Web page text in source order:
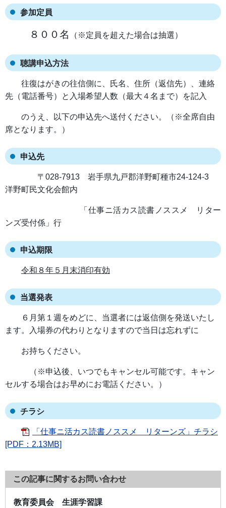
参加定員
８００名 （※定員を超えた場合は抽選）
聴講申込方法
往復はがきの往信側に、氏名、住所（返信先）、連絡
先（電話番号）と入場希望人数（最大４名まで）を記入
のうえ、以下の申込先へ送付ください。（※全席自由
席となります。）
申込先
〒028-7913 岩手県九戸郡洋野町種市24-124-3
洋野町民文化会館内
「仕事ニ活カス読書ノススメ リター
ンズ受付係」行
申込期限
令和８年５月末消印有効
当選発表
６月第１週をめどに、当選者には返信側を発送いたし
ます。入場券の代わりとなりますので当日は忘れずに
お持ちください。
（※申込後、いつでもキャンセル可能です。キャン
セルする場合はお早めにお電話ください。）
チラシ
「仕事ニ活カス読書ノススメ リターンズ」チラシ
[PDF：2.13MB]
この記事に関するお問い合わせ
教育委員会 生涯学習課